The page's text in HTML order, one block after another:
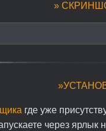
»
где уже
через